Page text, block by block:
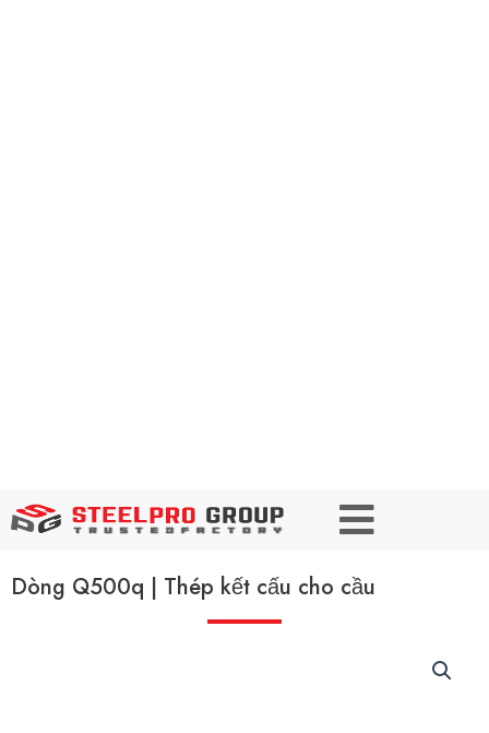
Dòng Q500q | Thép kết cấu cho cầu